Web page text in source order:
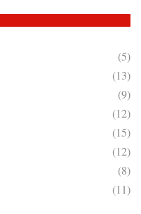
(5)
(13)
(9)
(12)
(15)
(12)
(8)
(11)